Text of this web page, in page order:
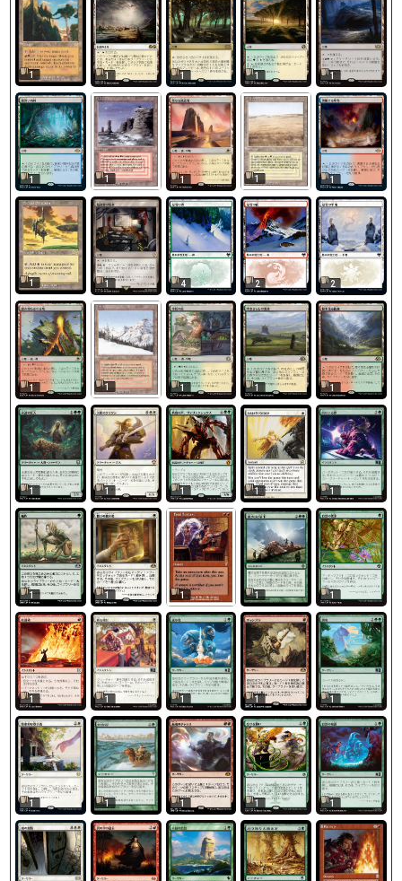
1 1 1 1 1
1 1 1 1 1
1 1 4 2 2
1 1 1 1 1
1 1 1 1 1
1 1 1 1 1
1 1 1 1 1
1 1 1 1 1